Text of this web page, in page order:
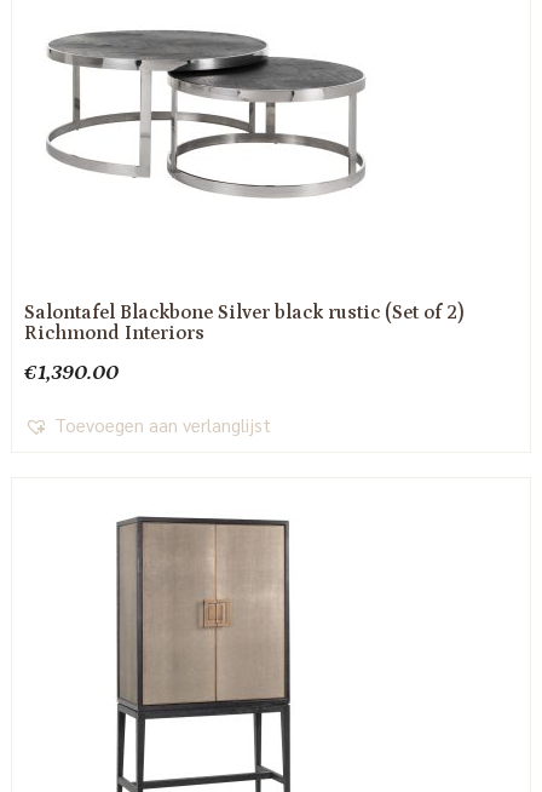
Salontafel Blackbone Silver black rustic (Set of 2)
Richmond Interiors
€1,390.00
Toevoegen aan verlanglijst